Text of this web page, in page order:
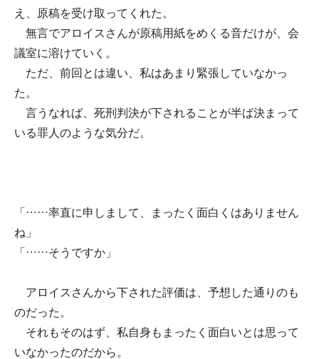
え、原稿を受け取ってくれた。
無言でアロイスさんが原稿用紙をめくる音だけが、会
議室に溶けていく。
ただ、前回とは違い、私はあまり緊張していなかっ
た。
言うなれば、死刑判決が下されることが半ば決まって
いる罪人のような気分だ。
「……率直に申しまして、まったく面白くはありません
ね」
「……そうですか」
アロイスさんから下された評価は、予想した通りのも
のだった。
それもそのはず、私自身もまったく面白いとは思って
いなかったのだから。